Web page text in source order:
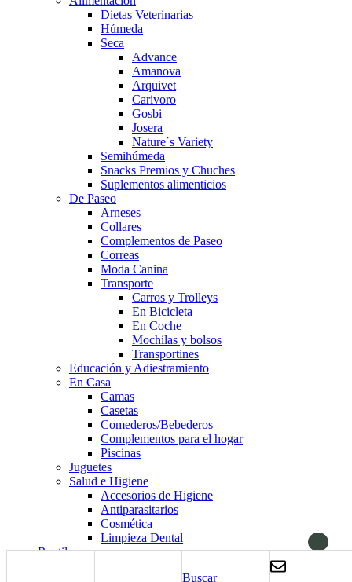
Buscar
Dietas Veterinarias
Húmeda
Seca
Advance
Amanova
Arquivet
Carivoro
Gosbi
Josera
Nature´s Variety
Semihúmeda
Snacks Premios y Chuches
Suplementos alimenticios
De Paseo
Arneses
Collares
Complementos de Paseo
Correas
Moda Canina
Transporte
Carros y Trolleys
En Bicicleta
En Coche
Mochilas y bolsos
Transportines
Educación y Adiestramiento
En Casa
Camas
Casetas
Comederos/Bebederos
Complementos para el hogar
Piscinas
Juguetes
Salud e Higiene
Accesorios de Higiene
Antiparasitarios
Cosmética
Limpieza Dental
Reptiles